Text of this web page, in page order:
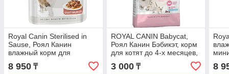
Royal Canin Sterilised in
Sause, Роял Канин
влажный корм для
стерилизованных кошек в
соусе, уп.12*85гр.
8 950 ₸
ROYAL CANIN Babycat,
Роял Канин Бэбикэт, корм
для котят до 4-х месяцев,
уп. 400гр
3 000₸ 8